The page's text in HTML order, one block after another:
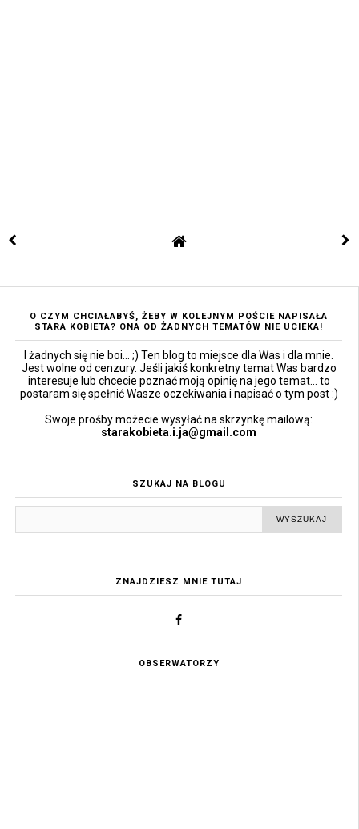
O CZYM CHCIAŁABYŚ, ŻEBY W KOLEJNYM POŚCIE NAPISAŁA
STARA KOBIETA? ONA OD ŻADNYCH TEMATÓW NIE UCIEKA!
I żadnych się nie boi... ;) Ten blog to miejsce dla Was i dla mnie.
Jest wolne od cenzury. Jeśli jakiś konkretny temat Was bardzo
interesuje lub chcecie poznać moją opinię na jego temat... to
postaram się spełnić Wasze oczekiwania i napisać o tym post :)
Swoje prośby możecie wysyłać na skrzynkę mailową:
starakobieta.i.ja@gmail.com
SZUKAJ NA BLOGU
ZNAJDZIESZ MNIE TUTAJ
OBSERWATORZY